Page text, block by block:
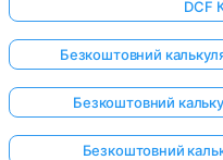
DCF
Безкоштовний
Безкоштовний
Безкоштовний